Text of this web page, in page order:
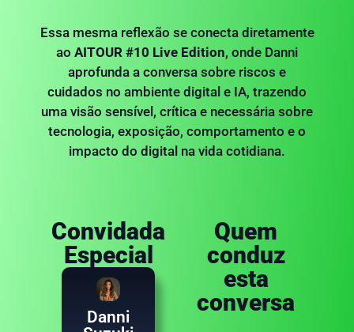
Essa mesma reflexão se conecta diretamente
ao AITOUR #10 Live Edition, onde Danni
aprofunda a conversa sobre riscos e
cuidados no ambiente digital e IA, trazendo
uma visão sensível, crítica e necessária sobre
tecnologia, exposição, comportamento e o
impacto do digital na vida cotidiana.
Convidada
Especial
Danni
Danni Suzuki
relevantes do país
em comportamento
humano,
neurociência e riscos
Quem
conduz
esta
conversa